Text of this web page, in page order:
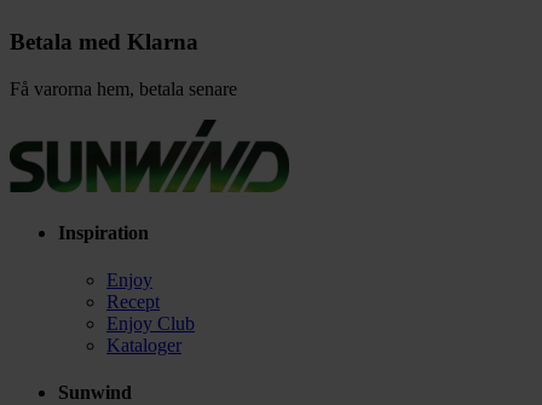
Betala med Klarna
Få varorna hem, betala senare
Inspiration
Enjoy
Recept
Enjoy Club
Kataloger
Sunwind